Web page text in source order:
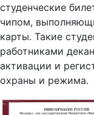
студенческие
чипом,
карты. Такие
работниками
активации и
охраны и режима.